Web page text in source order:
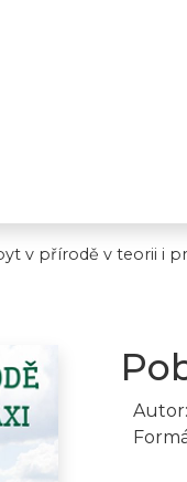
v přírodě v teorii i
Autor: